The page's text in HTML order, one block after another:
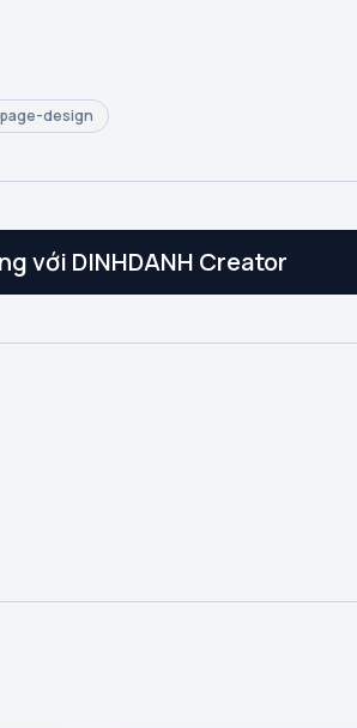
design
với DINHDANH Creator